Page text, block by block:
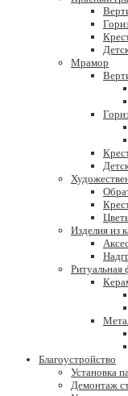
Мрамор
Изделия из
Ритуальная
Благоустройство
Установка
Демонтаж